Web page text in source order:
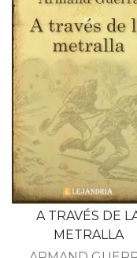
A TRAVÉS DE
METRALLA